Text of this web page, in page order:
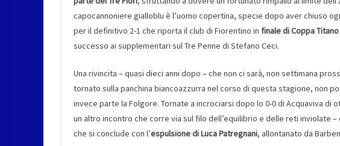
capocannoniere gialloblu è l’uomo copertina, specie dopo aver chiuso
per il definitivo 2-1 che riporta il club di Fiorentino in finale di Coppa
successo ai supplementari sul Tre Penne di Stefano Ceci.
Una rivincita – quasi dieci anni dopo – che non ci sarà, non settimana
tornato sulla panchina biancoazzurra nel corso di questa stagione, non
invece parte la Folgore. Tornate a incrociarsi dopo lo 0-0 di Acquaviva di
un altro incontro che corre via sul filo dell’equilibrio e delle reti inviolate
che si conclude con l’espulsione di Luca Patregnani, allontanato da